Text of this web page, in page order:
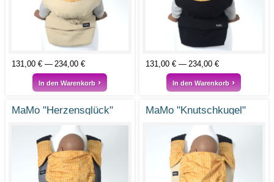
131,00 € 234,00 €
In den Warenkorb
131,00 € 234,00 €
In den Warenkorb
MaMo "Herzensglück" MaMo "Knutschkugel"